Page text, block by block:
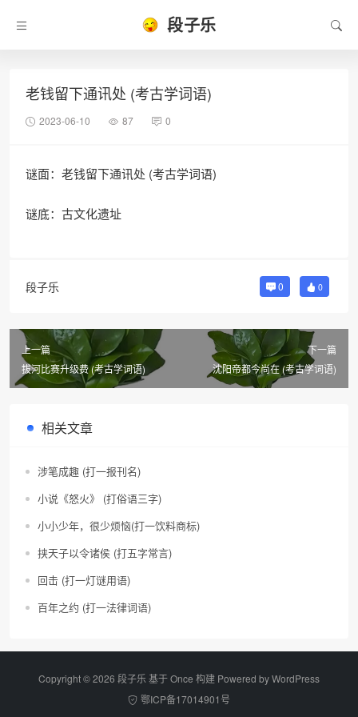
段子乐
老钱留下通讯处 (考古学词语)
2023-06-10 87 0
谜面：老钱留下通讯处 (考古学词语)
谜底：古文化遗址
段子乐 0 0
上一篇
拔河比赛升级费 (考古学词语)
下一篇
沈阳帝都今尚在 (考古学词语)
相关文章
涉笔成趣 (打一报刊名)
小说《怒火》 (打俗语三字)
小小少年，很少烦恼(打一饮料商标)
挟天子以令诸侯 (打五字常言)
回击 (打一灯谜用语)
百年之约 (打一法律词语)
Copyright © 2026 段子乐 基于 Once 构建 Powered byWordPress
鄂ICP备17014901号